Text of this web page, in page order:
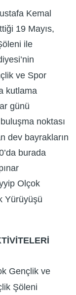
Kemal
19 Mayıs,
ile
ve Spor
kutlama
günü
noktası
dev bayrakların
burada
Olçok
Yürüyüşü
Gençlik ve
Şöleni